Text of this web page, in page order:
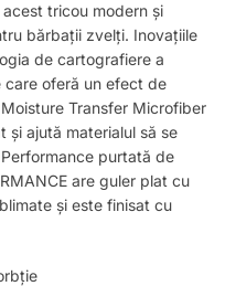
tricou modern și
bărbații zvelți. Inovațiile
de cartografiere a
oferă un efect de
Transfer Microfiber
și ajută materialul să se
purtată de
are guler plat cu
și este finisat cu